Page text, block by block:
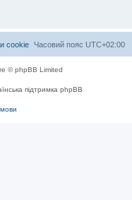
Часовий пояс UTC+02:00
cookie
© phpBB Limited
підтримка phpBB